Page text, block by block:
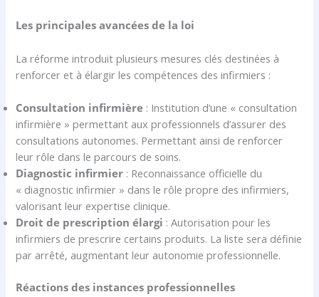
Les principales avancées de la loi
La réforme introduit plusieurs mesures clés destinées à
renforcer et à élargir les compétences des infirmiers :
Consultation infirmière : Institution d’une « consultation
infirmière » permettant aux professionnels d’assurer des
consultations autonomes. Permettant ainsi de renforcer
leur rôle dans le parcours de soins.
Diagnostic infirmier : Reconnaissance officielle du
« diagnostic infirmier » dans le rôle propre des infirmiers,
valorisant leur expertise clinique.
Droit de prescription élargi : Autorisation pour les
infirmiers de prescrire certains produits. La liste sera définie
par arrêté, augmentant leur autonomie professionnelle.
Réactions des instances professionnelles